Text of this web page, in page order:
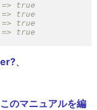
、
このマニュアルを編